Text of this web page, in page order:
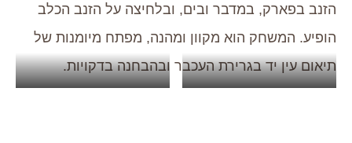
הזנב בפארק, במדבר ובים, ובלחיצה על הזנב הכלב
הופיע. המשחק הוא מקוון ומהנה, מפתח מיומנות של
תיאום עין יד בגרירת העכבר ובהבחנה בדקויות.